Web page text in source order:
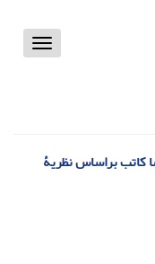
Toggle
کاتب براساس نظریۀ